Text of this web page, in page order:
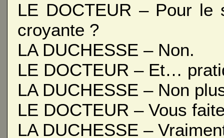
LE DOCTEUR – Pour
croyante ?
LA DUCHESSE – Non.
LE DOCTEUR – Et…
LA DUCHESSE – Non
LE DOCTEUR – Vous
LA DUCHESSE –